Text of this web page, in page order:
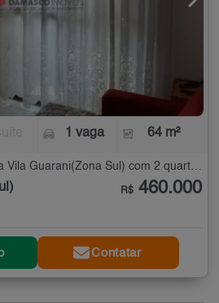
1 vaga 64 m²
Apartamento à Venda na Vila Guarani(Zona Sul) com 2 quartos - 64 m²
R$ 460.000
Contatar